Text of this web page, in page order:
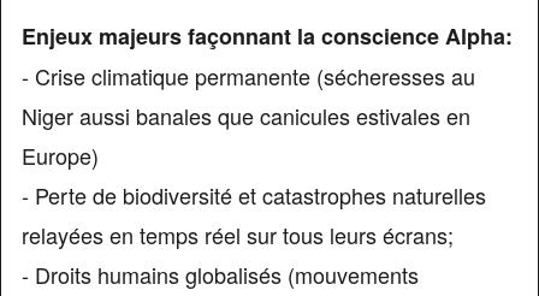
Enjeux majeurs façonnant la conscience Alpha:
- Crise climatique permanente (sécheresses au
Niger aussi banales que canicules estivales en
Europe)
- Perte de biodiversité et catastrophes naturelles
relayées en temps réel sur tous leurs écrans;
- Droits humains globalisés (mouvements